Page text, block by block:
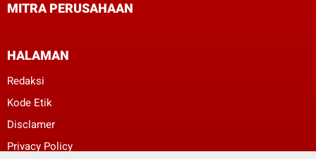
MITRA PERUSAHAAN
HALAMAN
Redaksi
Kode Etik
Disclamer
Privacy Policy